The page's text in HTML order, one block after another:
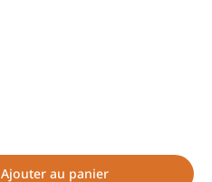
Ajouter au panier